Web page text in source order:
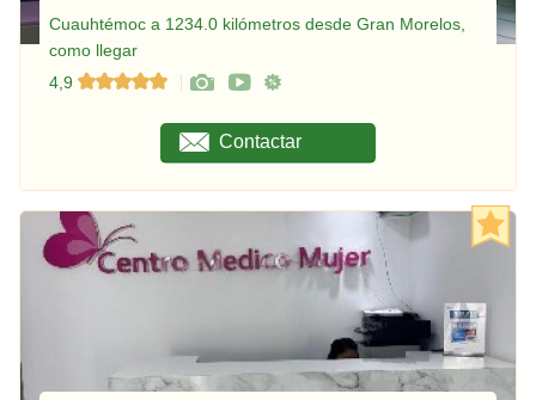
Cuauhtémoc a 1234.0 kilómetros desde Gran Morelos,
como llegar
4,9
Contactar